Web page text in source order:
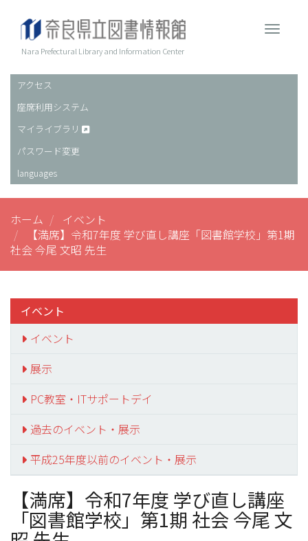
Nara Prefectural Library and Information Center
ヘ
ッ
ダ
ー
アクセス
座席利用システム
マイライブラリ
パスワード変更
languages
ホーム
イベント
【満席】令和7年度 学び直し講座「図書館学校」第1期
社会 今尾 文昭 先生
イベント
イベント
展示
PC教室・ITサポートデイ
過去のイベント・展示
平成25年度以前のイベント・展示
【満席】令和7年度 学び直し講座
「図書館学校」第1期 社会 今尾 文